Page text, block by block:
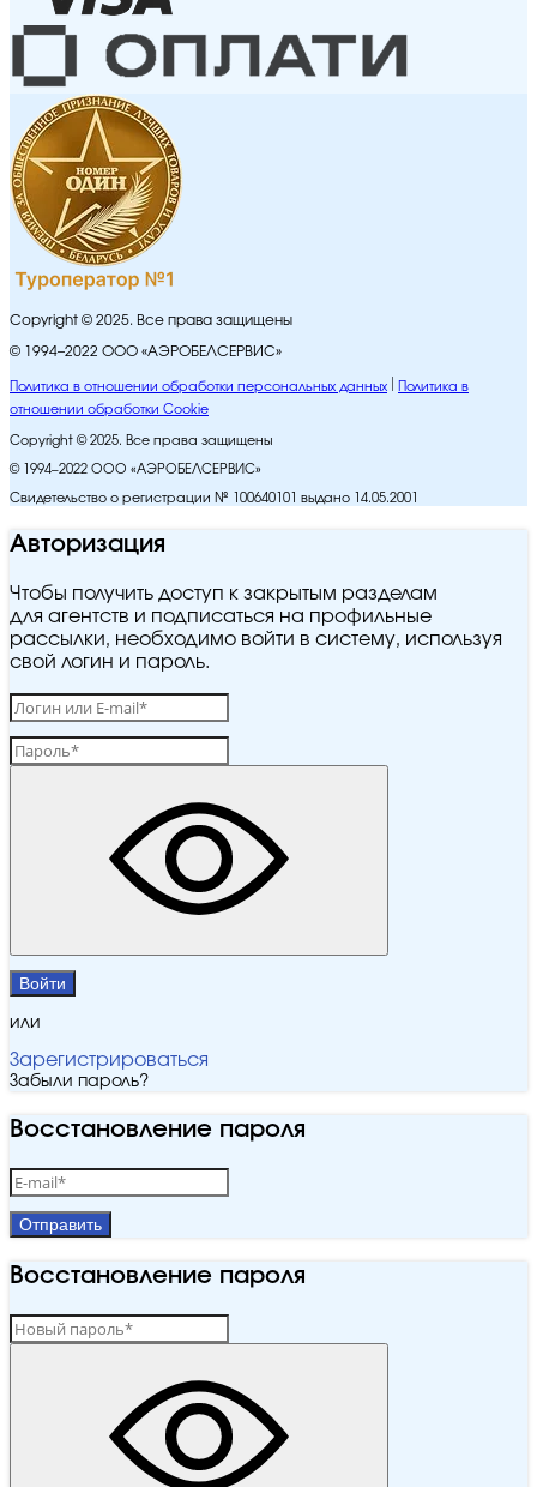
Copyright © 2025. Все права защищены
© 1994–2022 ООО «АЭРОБЕЛСЕРВИС»
Политика в отношении обработки персональных данных
Политика в
отношении обработки Cookie
Copyright © 2025. Все права защищены
© 1994–2022 ООО «АЭРОБЕЛСЕРВИС»
Свидетельство о регистрации № 100640101 выдано 14.05.2001
Авторизация
Чтобы получить доступ к закрытым разделам
для агентств и подписаться на профильные
рассылки, необходимо войти в систему, используя
свой логин и пароль.
Войти
или
Зарегистрироваться
Забыли пароль?
Восстановление пароля
Отправить
Восстановление пароля